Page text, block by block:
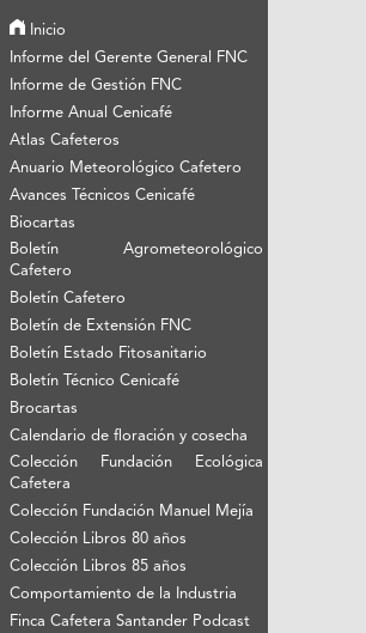
Inicio
Informe del Gerente General FNC
Informe de Gestión FNC
Informe Anual Cenicafé
Atlas Cafeteros
Anuario Meteorológico Cafetero
Avances Técnicos Cenicafé
Biocartas
Boletín Agrometeorológico
Cafetero
Boletín Cafetero
Boletín de Extensión FNC
Boletín Estado Fitosanitario
Boletín Técnico Cenicafé
Brocartas
Calendario de floración y cosecha
Colección Fundación Ecológica
Cafetera
Colección Fundación Manuel Mejía
Colección Libros 80 años
Colección Libros 85 años
Comportamiento de la Industria
Finca Cafetera Santander Podcast